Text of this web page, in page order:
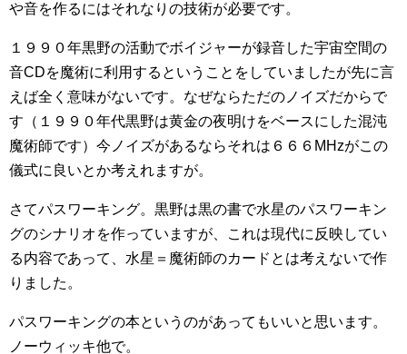
や音を作るにはそれなりの技術が必要です。
１９９０年黒野の活動でボイジャーが録音した宇宙空間の
音CDを魔術に利用するということをしていましたが先に言
えば全く意味がないです。なぜならただのノイズだからで
す（１９９０年代黒野は黄金の夜明けをベースにした混沌
魔術師です）今ノイズがあるならそれは６６６MHzがこの
儀式に良いとか考えれますが。
さてパスワーキング。黒野は黒の書で水星のパスワーキン
グのシナリオを作っていますが、これは現代に反映してい
る内容であって、水星＝魔術師のカードとは考えないで作
りました。
パスワーキングの本というのがあってもいいと思います。
ノーウィッキ他で。